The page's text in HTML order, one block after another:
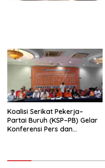
Koalisi Serikat Pekerja–
Partai Buruh (KSP–PB) Gelar
Konferensi Pers dan